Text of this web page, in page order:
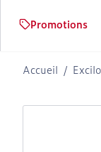
Promotions
Accueil /